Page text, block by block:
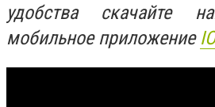
удобства скачайте
мобильное приложение